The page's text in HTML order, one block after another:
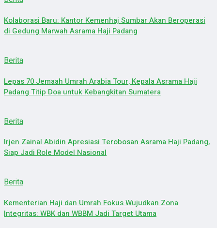
Kolaborasi Baru: Kantor Kemenhaj Sumbar Akan Beroperasi
di Gedung Marwah Asrama Haji Padang
Berita
Lepas 70 Jemaah Umrah Arabia Tour, Kepala Asrama Haji
Padang Titip Doa untuk Kebangkitan Sumatera
Berita
Irjen Zainal Abidin Apresiasi Terobosan Asrama Haji Padang,
Siap Jadi Role Model Nasional
Berita
Kementerian Haji dan Umrah Fokus Wujudkan Zona
Integritas: WBK dan WBBM Jadi Target Utama